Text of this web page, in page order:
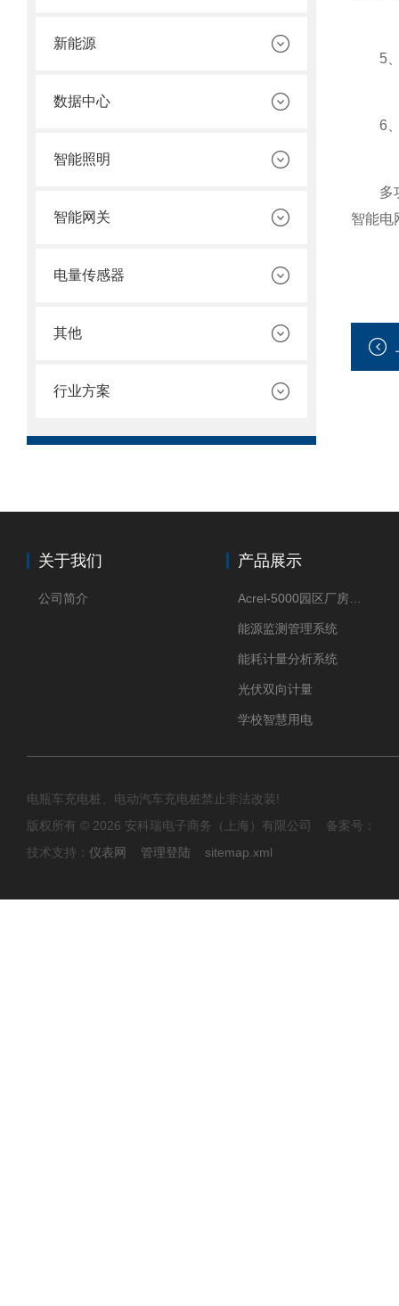
新能源
数据中心
智能照明
智能网关
电量传感器
其他
行业方案
5、
6、
多功
智能电
关于我们
公司简介
产品展示
能源监测管理系统
能耗计量分析系统
光伏双向计量
学校智慧用电
电瓶车充电桩、电动汽车充电桩禁止非法改装!
版权所有 © 2026 安科瑞电子商务（上海）有限公司 备案号：
技术支持： 仪表网 管理登陆 sitemap.xml